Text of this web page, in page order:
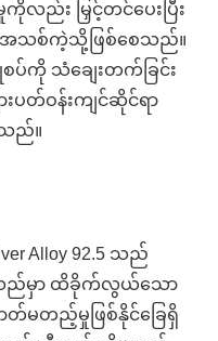
ည်း မြှင့်တင်ပေးပြီး
အသစ်ကဲ့သို့ဖြစ်စေသည်။
ကို သံချေးတက်ခြင်း
ပတ်ဝန်းကျင်ဆိုင်ရာ
ည်။
Alloy 92.5 သည်
သည်မှာ ထိခိုက်လွယ်သော
မတည့်မှုဖြစ်နိုင်ခြေရှိ